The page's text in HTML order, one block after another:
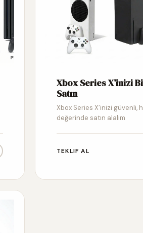
Xbox Series X’inizi
Satın
Xbox Series X’inizi güvenli,
değerinde satın alalım
TEKLIF AL